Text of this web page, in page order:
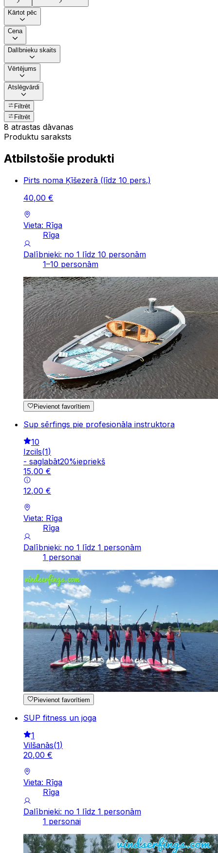
Kārtot pēc
Cena
Dalībnieku skaits
Vērtējums
Atslēgvārdi
Filtrēt
Filtrēt
8 atrastas dāvanas
Produktu saraksts
Atbilstošie produkti
Pirts noma Ķīšezerā (līdz 10 pers.)
40,00 €
Vieta: Rīga
Rīga
Dalībnieki: no 1 līdz 10 personām
1–10 personām
Pievienot favorītiem
Sup sērfings pie profesionāla instruktora
10
Izcils(1)
- saglabāt20%iepriekš
15,00 €
12,00 €
Vieta: Rīga
Rīga
Dalībnieki: no 1 līdz 1 personām
1 personai
Pievienot favorītiem
SUP fitness un joga
1
Vilšanās(1)
20,00 €
Vieta: Rīga
Rīga
Dalībnieki: no 1 līdz 1 personām
1 personai